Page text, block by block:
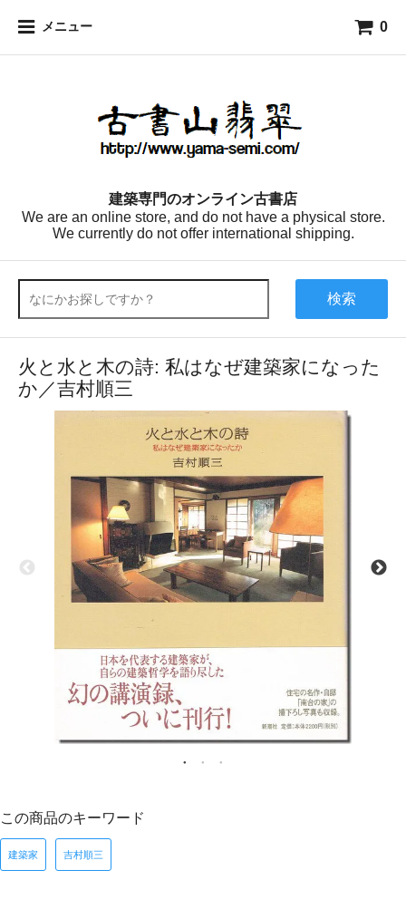
メニュー 0
建築専門のオンライン古書店
We are an online store, and do not have a physical store.
We currently do not offer international shipping.
検索
火と水と木の詩: 私はなぜ建築家になった
か／吉村順三
この商品のキーワード
建築家 吉村順三